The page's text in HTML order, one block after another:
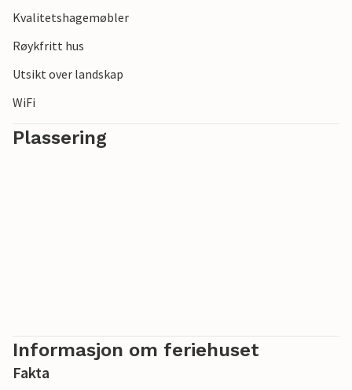
Kvalitetshagemøbler
Røykfritt hus
Utsikt over landskap
WiFi
Plassering
Informasjon om feriehuset
Fakta